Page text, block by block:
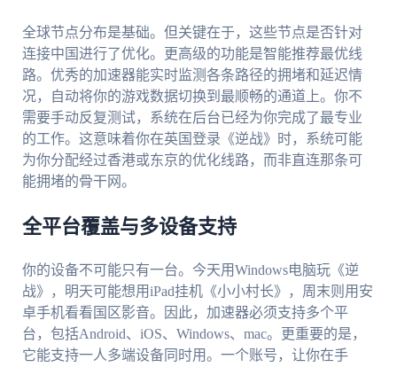
全球节点分布是基础。但关键在于，这些节点是否针对
连接中国进行了优化。更高级的功能是智能推荐最优线
路。优秀的加速器能实时监测各条路径的拥堵和延迟情
况，自动将你的游戏数据切换到最顺畅的通道上。你不
需要手动反复测试，系统在后台已经为你完成了最专业
的工作。这意味着你在英国登录《逆战》时，系统可能
为你分配经过香港或东京的优化线路，而非直连那条可
能拥堵的骨干网。
全平台覆盖与多设备支持
你的设备不可能只有一台。今天用Windows电脑玩《逆
战》，明天可能想用iPad挂机《小小村长》，周末则用安
卓手机看看国区影音。因此，加速器必须支持多个平
台，包括Android、iOS、Windows、mac。更重要的是，
它能支持一人多端设备同时用。一个账号，让你在手